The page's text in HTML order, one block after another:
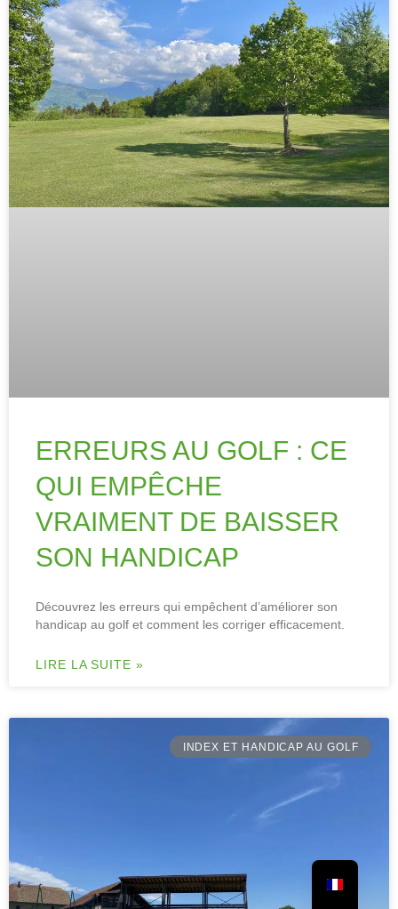
ERREURS AU GOLF : CE
QUI EMPÊCHE
VRAIMENT DE BAISSER
SON HANDICAP
Découvrez les erreurs qui empêchent d’améliorer son
handicap au golf et comment les corriger efficacement.
LIRE LA SUITE »
INDEX ET HANDICAP AU GOLF